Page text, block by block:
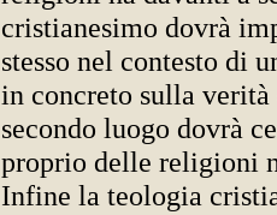
cristianesimo dovrà
stesso nel contesto di
in concreto sulla
secondo luogo dovrà
proprio delle religioni
Infine la teologia